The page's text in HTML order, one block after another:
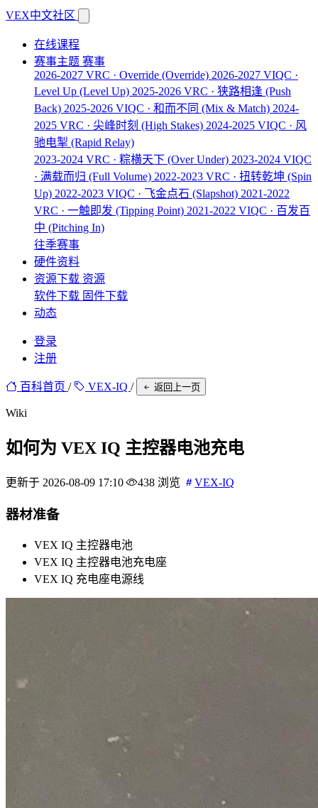
VEX中文社区
在线课程
赛事主题 赛事
2026-2027 VRC · Override (Override) 2026-2027 VIQC ·
Level Up (Level Up) 2025-2026 VRC · 狭路相逢 (Push
Back) 2025-2026 VIQC · 和而不同 (Mix & Match) 2024-
2025 VRC · 尖峰时刻 (High Stakes) 2024-2025 VIQC · 风
驰电掣 (Rapid Relay)
2023-2024 VRC · 粽横天下 (Over Under) 2023-2024 VIQC
· 满载而归 (Full Volume) 2022-2023 VRC · 扭转乾坤 (Spin
Up) 2022-2023 VIQC · 飞金点石 (Slapshot) 2021-2022
VRC · 一触即发 (Tipping Point) 2021-2022 VIQC · 百发百
中 (Pitching In)
往季赛事
硬件资料
资源下载 资源
软件下载 固件下载
动态
登录
注册
百科首页 / VEX-IQ / 返回上一页
Wiki
如何为 VEX IQ 主控器电池充电
更新于 2026-08-09 17:10 438 浏览 VEX-IQ
器材准备
VEX IQ 主控器电池
VEX IQ 主控器电池充电座
VEX IQ 充电座电源线